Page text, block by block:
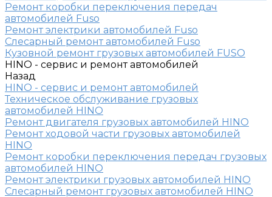
Ремонт коробки переключения передач
автомобилей Fuso
Ремонт электрики автомобилей Fuso
Слесарный ремонт автомобилей Fuso
Кузовной ремонт грузовых автомобилей FUSO
HINO - сервис и ремонт автомобилей
Назад
HINO - сервис и ремонт автомобилей
Техническое обслуживание грузовых
автомобилей HINO
Ремонт двигателя грузовых автомобилей HINO
Ремонт ходовой части грузовых автомобилей
HINO
Ремонт коробки переключения передач грузовых
автомобилей HINO
Ремонт электрики грузовых автомобилей HINO
Слесарный ремонт грузовых автомобилей HINO